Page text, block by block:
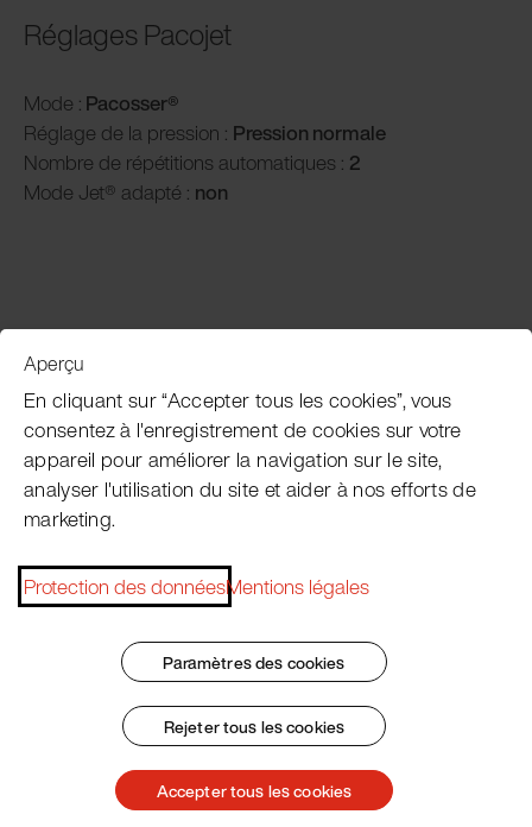
Réglages Pacojet
Mode : Pacosser®
Réglage de la pression : Pression normale
Nombre de répétitions automatiques : 2
Mode Jet® adapté : non
Service clientèle
Subscribe Pacojet Newsletter
Would you like to be regularly updated on news, event
Conditions Générales
Protection des données
Aperçu
En cliquant sur “Accepter tous les cookies”, vous
consentez à l'enregistrement de cookies sur votre
appareil pour améliorer la navigation sur le site,
analyser l'utilisation du site et aider à nos efforts de
marketing.
Protection des donnéesMentions légales
Paramètres des cookies
Rejeter tous les cookies
Accepter tous les cookies